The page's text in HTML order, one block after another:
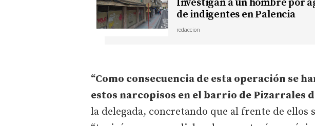
Investigan a un hombre por
de indigentes en Palencia
redaccion
“Como consecuencia de esta operación se
estos narcopisos en el barrio de Pizarrales
la delegada, concretando que al frente de ellos